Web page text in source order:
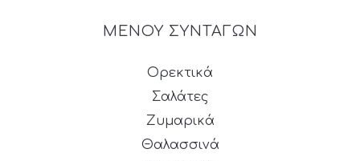
ΜΕΝΟΥ ΣΥΝΤΑΓΩΝ
Ορεκτικά
Σαλάτες
Ζυμαρικά
Θαλασσινά